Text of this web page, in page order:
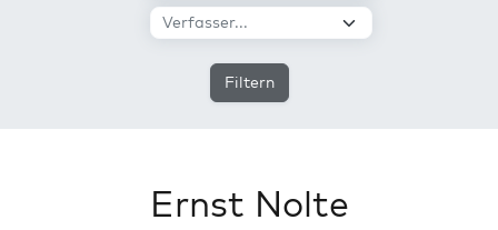
Filtern
Ernst Nolte